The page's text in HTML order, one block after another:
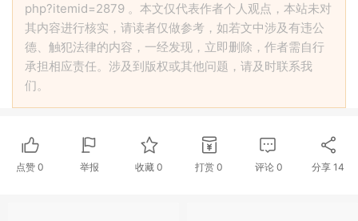
php?itemid=2879 。本文仅代表作者个人观点，本站未对
其内容进行核实，请读者仅做参考，如若文中涉及有违公
德、触犯法律的内容，一经发现，立即删除，作者需自行
承担相应责任。涉及到版权或其他问题，请及时联系我
们。
点赞 0 举报 收藏0 打赏 0 评论 0 分享14